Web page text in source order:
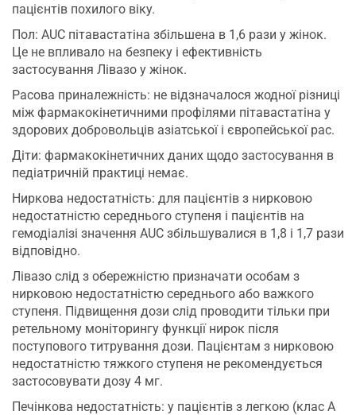
пацієнтів похилого віку.
Пол: AUC пітавастатіна збільшена в 1,6 рази у жінок.
Це не впливало на безпеку і ефективність
застосування Лівазо у жінок.
Расова приналежність: не відзначалося жодної різниці
між фармакокінетичними профілями пітавастатіна у
здорових добровольців азіатської і європейської рас.
Діти: фармакокінетичних даних щодо застосування в
педіатричній практиці немає.
Ниркова недостатність: для пацієнтів з нирковою
недостатністю середнього ступеня і пацієнтів на
гемодіалізі значення AUC збільшувалися в 1,8 і 1,7 рази
відповідно.
Лівазо слід з обережністю призначати особам з
нирковою недостатністю середнього або важкого
ступеня. Підвищення дози слід проводити тільки при
ретельному моніторингу функції нирок після
поступового титрування дози. Пацієнтам з нирковою
недостатністю тяжкого ступеня не рекомендується
застосовувати дозу 4 мг.
Печінкова недостатність: у пацієнтів з легкою (клас А